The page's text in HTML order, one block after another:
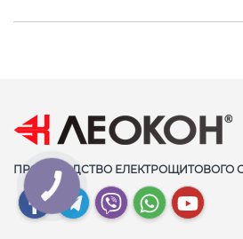
ПРОИЗВОДСТВО ЕЛЕКТРОЩИТОВОГО